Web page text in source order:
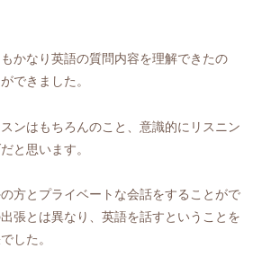
かなり英語の質問内容を理解できたの
できました。
ンはもちろんのこと、意識的にリスニン
と思います。
方とプライベートな会話をすることがで
張とは異なり、英語を話すということを
した。